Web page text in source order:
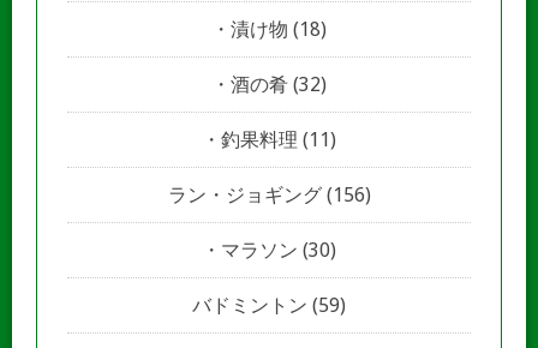
漬け物 (18)
酒の肴 (32)
釣果料理 (11)
ラン・ジョギング(156)
マラソン (30)
バドミントン (59)